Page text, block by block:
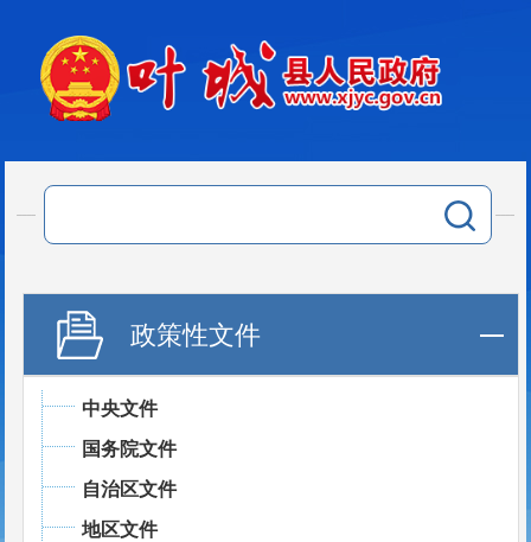
政策性文件
中央文件
国务院文件
自治区文件
地区文件